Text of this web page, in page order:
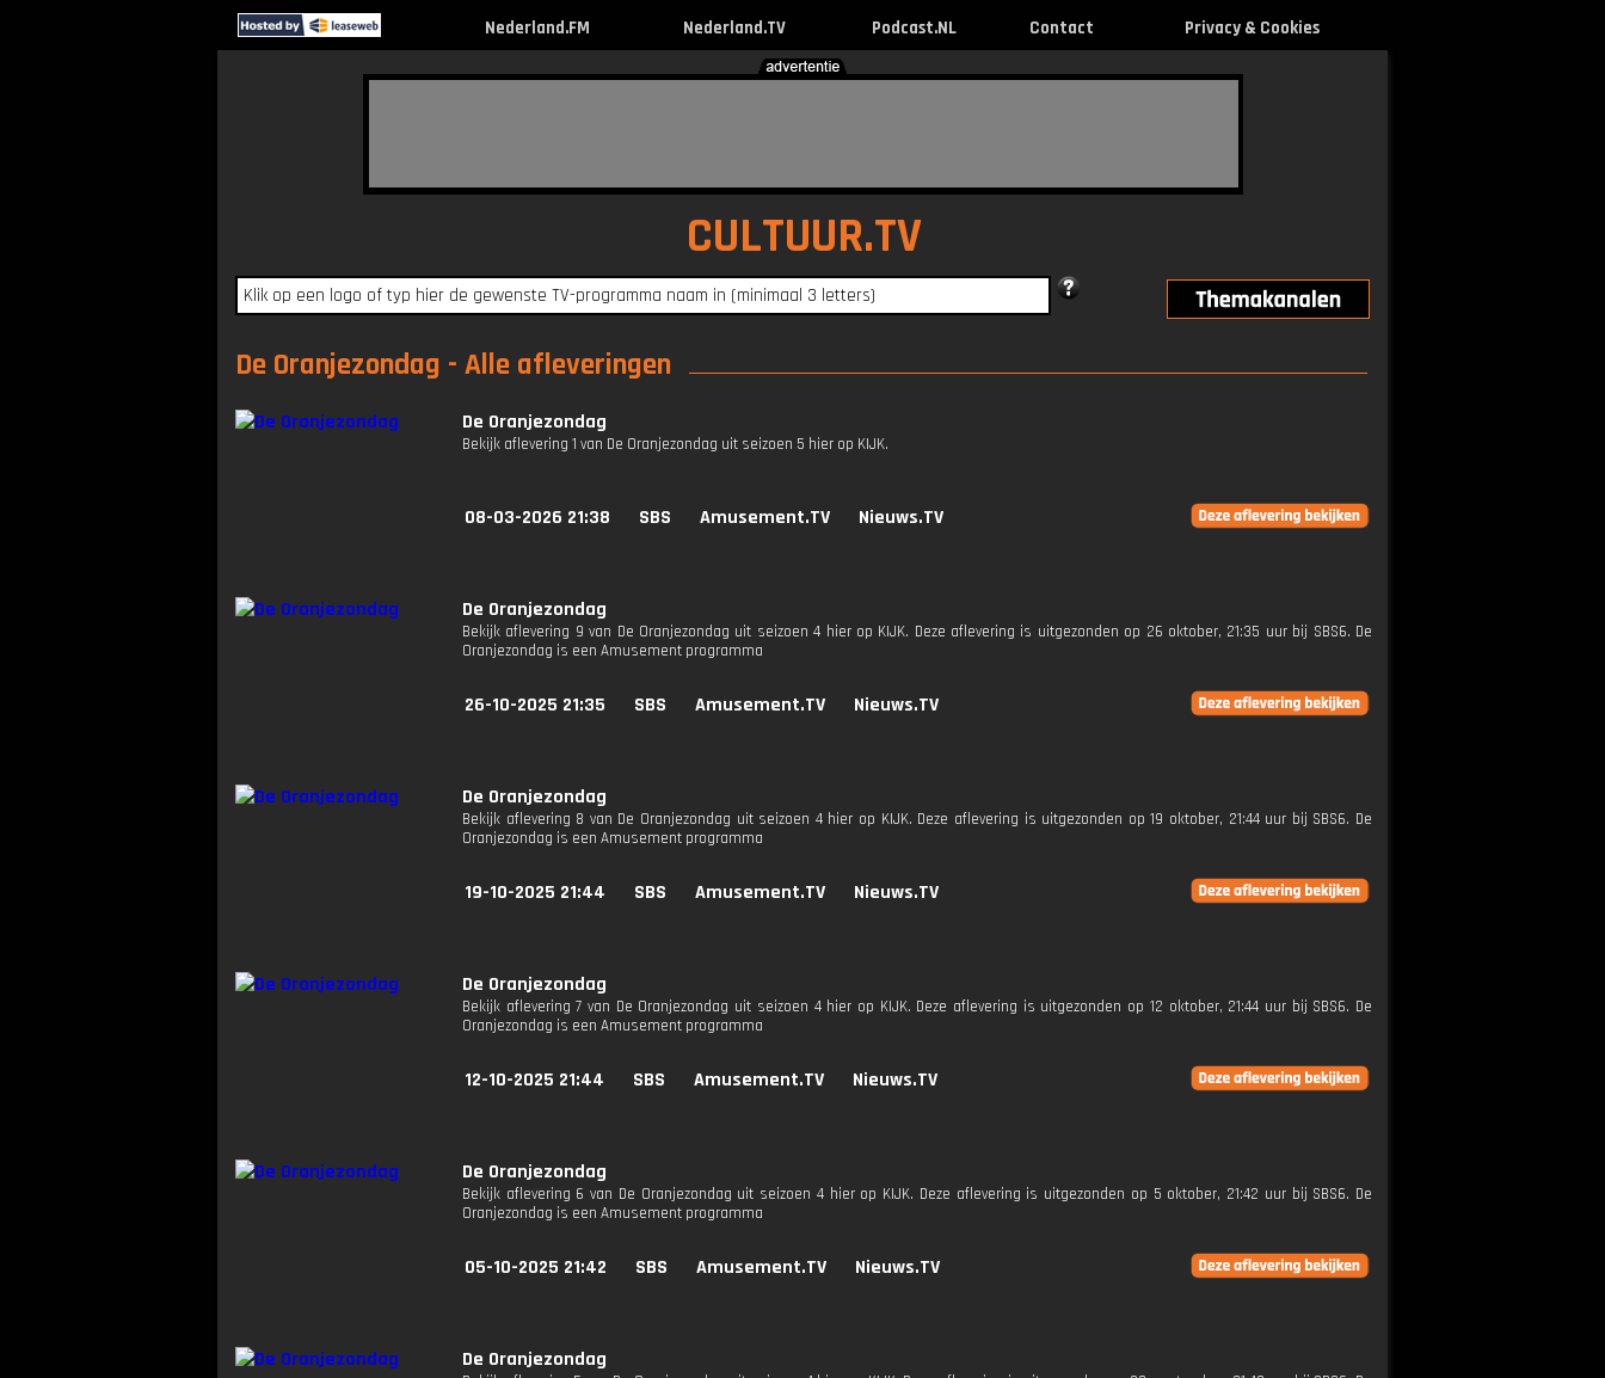
Nederland.FM Nederland.TV Podcast.NL Contact Privacy & Cookies
CULTUUR.TV
De Oranjezondag - Alle afleveringen
De Oranjezondag
Bekijk aflevering 1 van De Oranjezondag uit seizoen 5 hier op KIJK.
08-03-2026 21:38 SBS Amusement.TV Nieuws.TV
De Oranjezondag
Bekijk aflevering 9 van De Oranjezondag uit seizoen 4 hier op KIJK. Deze aflevering is uitgezonden op 26 oktober, 21:35 uur bij SBS6. De
Oranjezondag is een Amusement programma
26-10-2025 21:35 SBS Amusement.TV Nieuws.TV
De Oranjezondag
Bekijk aflevering 8 van De Oranjezondag uit seizoen 4 hier op KIJK. Deze aflevering is uitgezonden op 19 oktober, 21:44 uur bij SBS6. De
Oranjezondag is een Amusement programma
19-10-2025 21:44 SBS Amusement.TV Nieuws.TV
De Oranjezondag
Bekijk aflevering 7 van De Oranjezondag uit seizoen 4 hier op KIJK. Deze aflevering is uitgezonden op 12 oktober, 21:44 uur bij SBS6. De
Oranjezondag is een Amusement programma
12-10-2025 21:44 SBS Amusement.TV Nieuws.TV
De Oranjezondag
Bekijk aflevering 6 van De Oranjezondag uit seizoen 4 hier op KIJK. Deze aflevering is uitgezonden op 5 oktober, 21:42 uur bij SBS6. De
Oranjezondag is een Amusement programma
05-10-2025 21:42 SBS Amusement.TV Nieuws.TV
De Oranjezondag